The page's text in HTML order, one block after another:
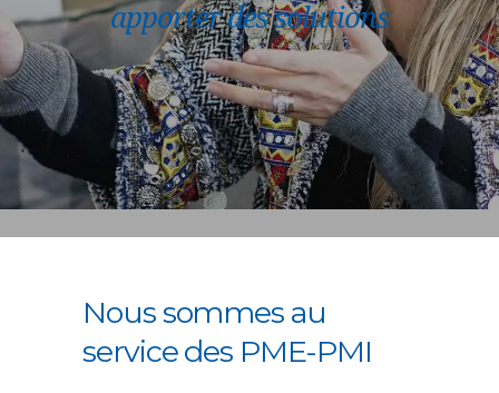
apporter des solutions
Nous sommes au
service des PME-PMI